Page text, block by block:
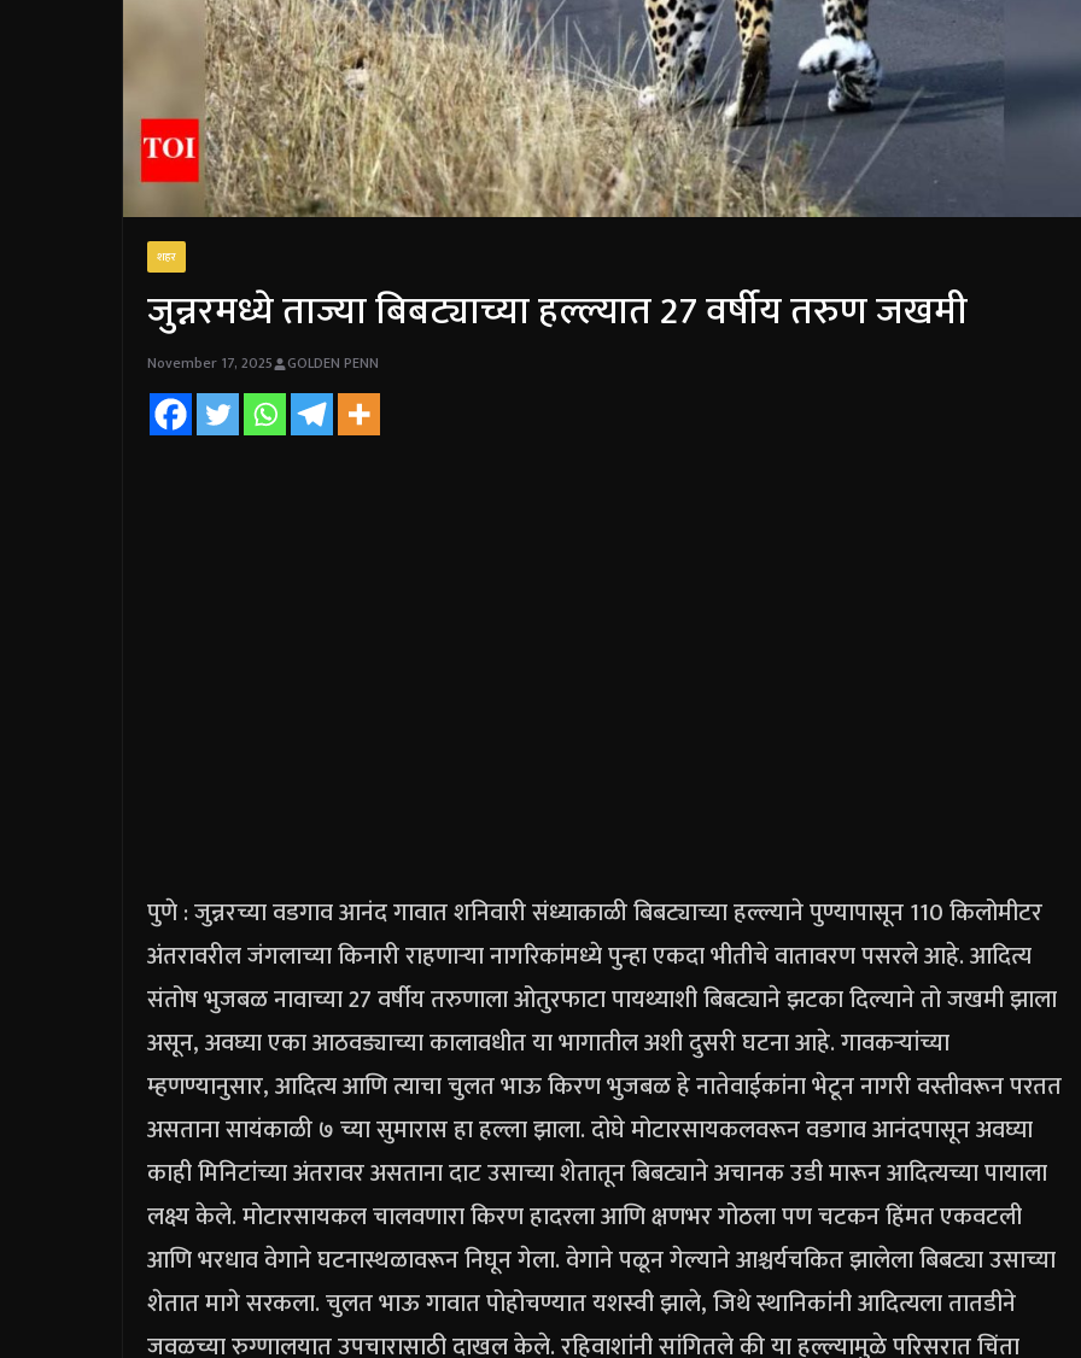
शहर
जुन्नरमध्ये ताज्या बिबट्याच्या हल्ल्यात 27 वर्षीय तरुण जखमी
November 17, 2025 GOLDEN PENN
पुणे : जुन्नरच्या वडगाव आनंद गावात शनिवारी संध्याकाळी बिबट्याच्या हल्ल्याने पुण्यापासून 110 किलोमीटर
अंतरावरील जंगलाच्या किनारी राहणाऱ्या नागरिकांमध्ये पुन्हा एकदा भीतीचे वातावरण पसरले आहे.आदित्य
संतोष भुजबळ नावाच्या 27 वर्षीय तरुणाला ओतुरफाटा पायथ्याशी बिबट्याने झटका दिल्याने तो जखमी झाला
असून, अवघ्या एका आठवड्याच्या कालावधीत या भागातील अशी दुसरी घटना आहे.गावकऱ्यांच्या
म्हणण्यानुसार, आदित्य आणि त्याचा चुलत भाऊ किरण भुजबळ हे नातेवाईकांना भेटून नागरी वस्तीवरून परतत
असताना सायंकाळी ७ च्या सुमारास हा हल्ला झाला. दोघे मोटारसायकलवरून वडगाव आनंदपासून अवघ्या
काही मिनिटांच्या अंतरावर असताना दाट उसाच्या शेतातून बिबट्याने अचानक उडी मारून आदित्यच्या पायाला
लक्ष्य केले.मोटारसायकल चालवणारा किरण हादरला आणि क्षणभर गोठला पण चटकन हिंमत एकवटली
आणि भरधाव वेगाने घटनास्थळावरून निघून गेला. वेगाने पळून गेल्याने आश्चर्यचकित झालेला बिबट्या उसाच्या
शेतात मागे सरकला.चुलत भाऊ गावात पोहोचण्यात यशस्वी झाले, जिथे स्थानिकांनी आदित्यला तातडीने
जवळच्या रुग्णालयात उपचारासाठी दाखल केले. रहिवाशांनी सांगितले की या हल्ल्यामुळे परिसरात चिंता